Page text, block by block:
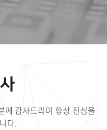
께 감사드리며 항상 진심을
다.